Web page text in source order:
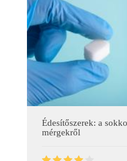
Édesítőszerek: a
mérgekről